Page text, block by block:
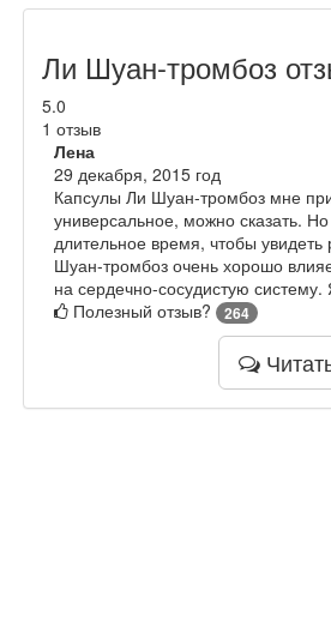
Ли Шуан-тромбоз
5.0
1 отзыв
Лена
29 декабря, 2015 год
Капсулы Ли Шуан-тромбоз мне
универсальное, можно сказать.
длительное время, чтобы увидеть
Шуан-тромбоз очень хорошо
на сердечно-сосудистую
Полезный отзыв?
264